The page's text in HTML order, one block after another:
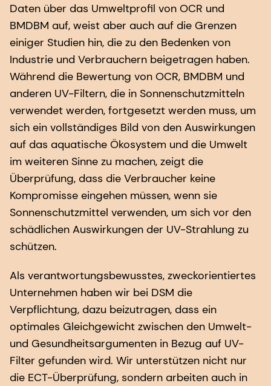
Daten über das Umweltprofil von OCR und
BMDBM auf, weist aber auch auf die Grenzen
einiger Studien hin, die zu den Bedenken von
Industrie und Verbrauchern beigetragen haben.
Während die Bewertung von OCR, BMDBM und
anderen UV-Filtern, die in Sonnenschutzmitteln
verwendet werden, fortgesetzt werden muss, um
sich ein vollständiges Bild von den Auswirkungen
auf das aquatische Ökosystem und die Umwelt
im weiteren Sinne zu machen, zeigt die
Überprüfung, dass die Verbraucher keine
Kompromisse eingehen müssen, wenn sie
Sonnenschutzmittel verwenden, um sich vor den
schädlichen Auswirkungen der UV-Strahlung zu
schützen.
Als verantwortungsbewusstes, zweckorientiertes
Unternehmen haben wir bei DSM die
Verpflichtung, dazu beizutragen, dass ein
optimales Gleichgewicht zwischen den Umwelt-
und Gesundheitsargumenten in Bezug auf UV-
Filter gefunden wird. Wir unterstützen nicht nur
die ECT-Überprüfung, sondern arbeiten auch in